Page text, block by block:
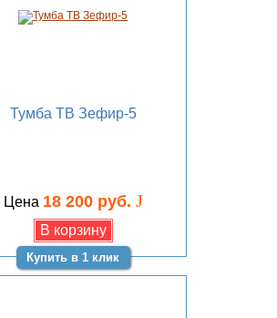
Тумба ТВ Зефир-5
Цена 18 200 руб. J
Купить в 1 клик